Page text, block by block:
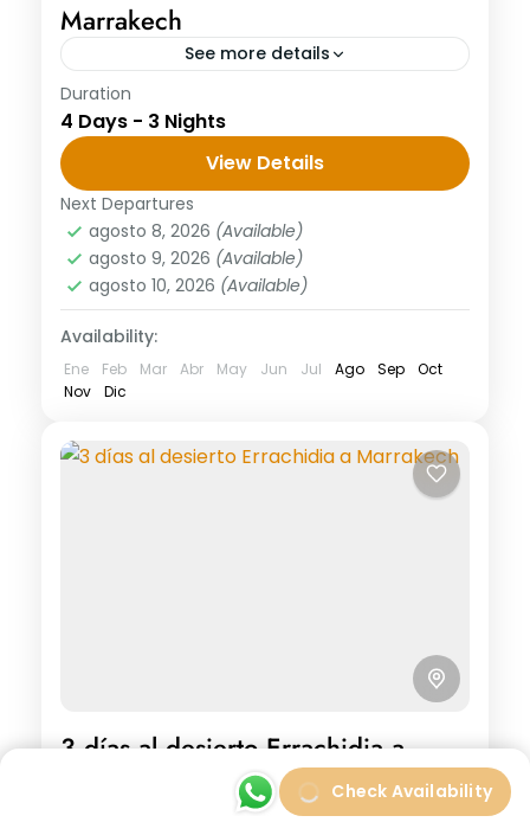
Check Availability
Marrakech
See more details
Ruta de 4 días desde Fez a Marrakech Día
1 : Fez – Midelt – Valle De Ziz – Merzouga
Salida desde Fez ruta de...
Duration
4 Days - 3 Nights
View Details
Next Departures
agosto 8, 2026 (Available)
agosto 9, 2026 (Available)
agosto 10, 2026 (Available)
Availability:
Ene Feb Mar Abr May Jun Jul Ago Sep
Oct
Nov
Dic
3 días al desierto Errachidia a
See more details